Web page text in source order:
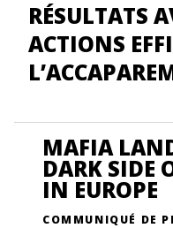
RÉSULTATS
ACTIONS
MAFIA
DARK SIDE
IN EUROPE
COMMUNIQUÉ DE